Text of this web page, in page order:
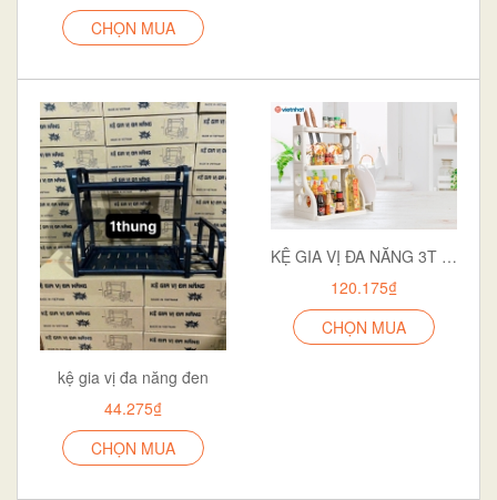
CHỌN MUA
kệ gia vị đa năng đen
44.275₫
CHỌN MUA
KỆ GIA VỊ ĐA NĂNG 3T 5589-3
120.175₫
CHỌN MUA